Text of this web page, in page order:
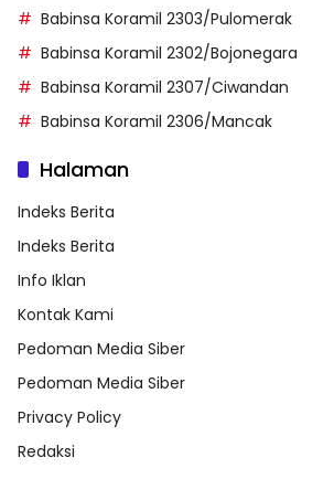
Babinsa Koramil 2303/Pulomerak
Babinsa Koramil 2302/Bojonegara
Babinsa Koramil 2307/Ciwandan
Babinsa Koramil 2306/Mancak
Halaman
Indeks Berita
Indeks Berita
Info Iklan
Kontak Kami
Pedoman Media Siber
Pedoman Media Siber
Privacy Policy
Redaksi